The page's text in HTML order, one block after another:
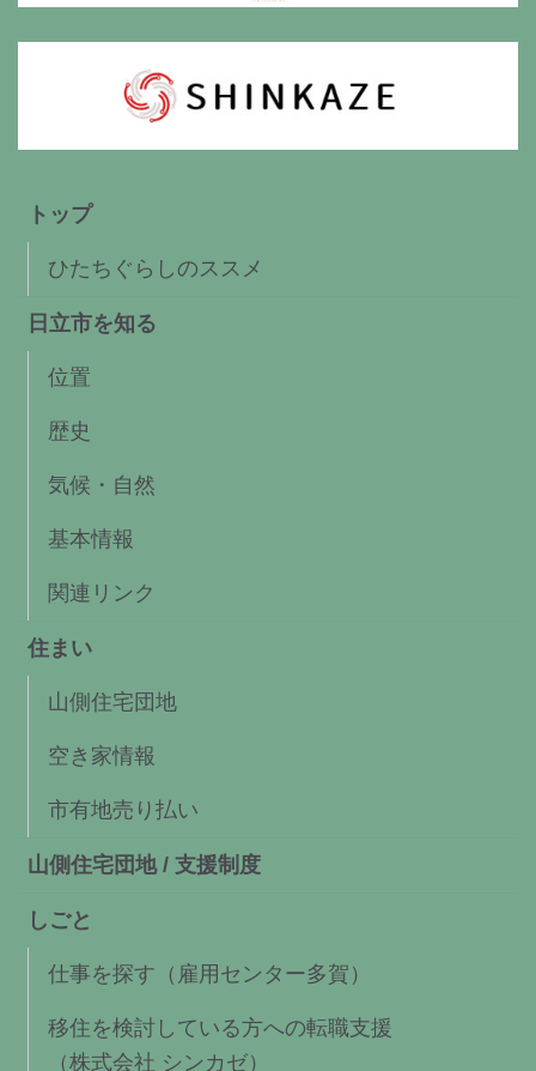
トップ
ひたちぐらしのススメ
日立市を知る
位置
歴史
気候・自然
基本情報
関連リンク
住まい
山側住宅団地
空き家情報
市有地売り払い
山側住宅団地 / 支援制度
しごと
仕事を探す（雇用センター多賀）
移住を検討している方への転職支援
（株式会社 シンカゼ）